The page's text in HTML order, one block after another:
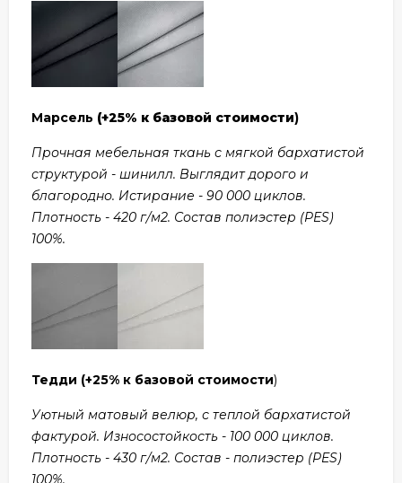
Марсель (+25% к базовой стоимости)
Прочная мебельная ткань с мягкой бархатистой
структурой - шинилл. Выглядит дорого и
благородно. Истирание - 90 000 циклов.
Плотность - 420 г/м2. Состав полиэстер (PES)
100%.
Тедди (+25% к базовой стоимости)
Уютный матовый велюр, с теплой бархатистой
фактурой. Износостойкость - 100 000 циклов.
Плотность - 430 г/м2. Состав - полиэстер (PES)
100%.